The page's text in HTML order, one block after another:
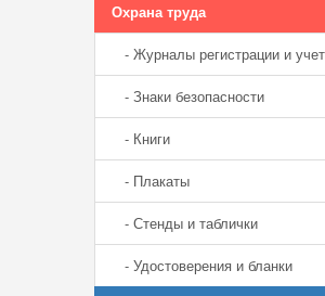
Охрана труда
- Журналы регистрации и
- Знаки безопасности
- Книги
- Плакаты
- Стенды и таблички
- Удостоверения и бланки